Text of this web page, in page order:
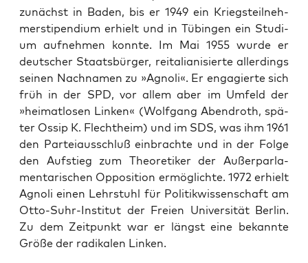
zunächst in Baden, bis er 1949 ein Kriegs­teil­neh­
mer­sti­pen­di­um erhielt und in Tübin­gen ein Stu­di­
um auf­neh­men konn­te. Im Mai 1955 wur­de er
deut­scher Staats­bür­ger, rei­ta­lia­ni­sier­te aller­dings
sei­nen Nach­na­men zu »Agno­li«. Er enga­gier­te sich
früh in der SPD, vor allem aber im Umfeld der
»hei­mat­lo­sen Lin­ken« (Wolf­gang Abend­roth, spä­
ter Ossip K. Flecht­heim) und im SDS, was ihm 1961
den Par­tei­aus­schluß ein­brach­te und in der Fol­ge
den Auf­stieg zum Theo­re­ti­ker der Außer­par­la­
men­ta­ri­schen Oppo­si­ti­on ermög­lich­te. 1972 erhielt
Agno­li einen Lehr­stuhl für Poli­tik­wis­sen­schaft am
Otto-Suhr-Insti­tut der Frei­en Uni­ver­si­tät Ber­lin.
Zu dem Zeit­punkt war er längst eine bekann­te
Grö­ße der radi­ka­len Linken.